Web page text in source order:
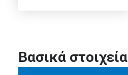
Βασικά στοιχεία